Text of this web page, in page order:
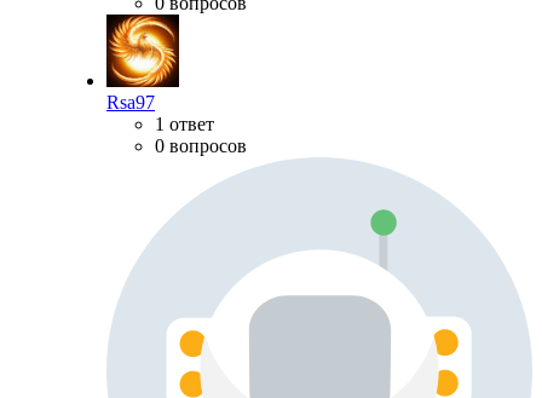
Rsa97
1 ответ
0 вопросов